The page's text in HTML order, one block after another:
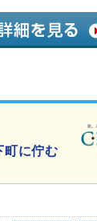
町に佇む